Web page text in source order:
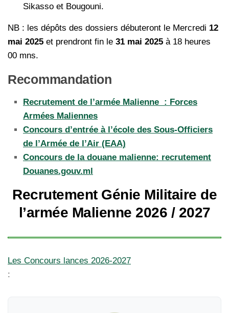
Sikasso et Bougouni.
NB : les dépôts des dossiers débuteront le Mercredi 12
mai 2025 et prendront fin le 31 mai 2025 à 18 heures
00 mns.
Recommandation
Recrutement de l’armée Malienne : Forces
Armées Maliennes
Concours d’entrée à l’école des Sous-Officiers
de l’Armée de l’Air (EAA)
Concours de la douane malienne: recrutement
Douanes.gouv.ml
Recrutement Génie Militaire de
l’armée Malienne 2026 / 2027
Les Concours lances 2026-2027
: